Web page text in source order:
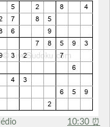
10:30 ⏰